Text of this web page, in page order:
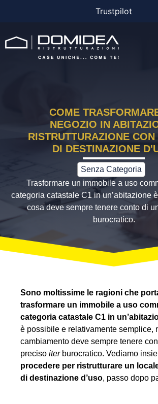
Trustpilot
COME
NEGOZIO IN
RISTRUTTURAZIONE
DI DESTINAZIONE
Senza Categoria
Trasformare un immobile a uso
categoria catastale C1 in un’abitazione
cosa deve sempre tenere conto di
burocratico.
Sono moltissime le ragioni che
trasformare un immobile a uso
categoria catastale C1 in
è possibile e relativamente semplice,
cambiamento deve sempre tenere
preciso iterburocratico. Vediamo
procedere per ristrutturare un
di destinazione d’uso, passo dopo